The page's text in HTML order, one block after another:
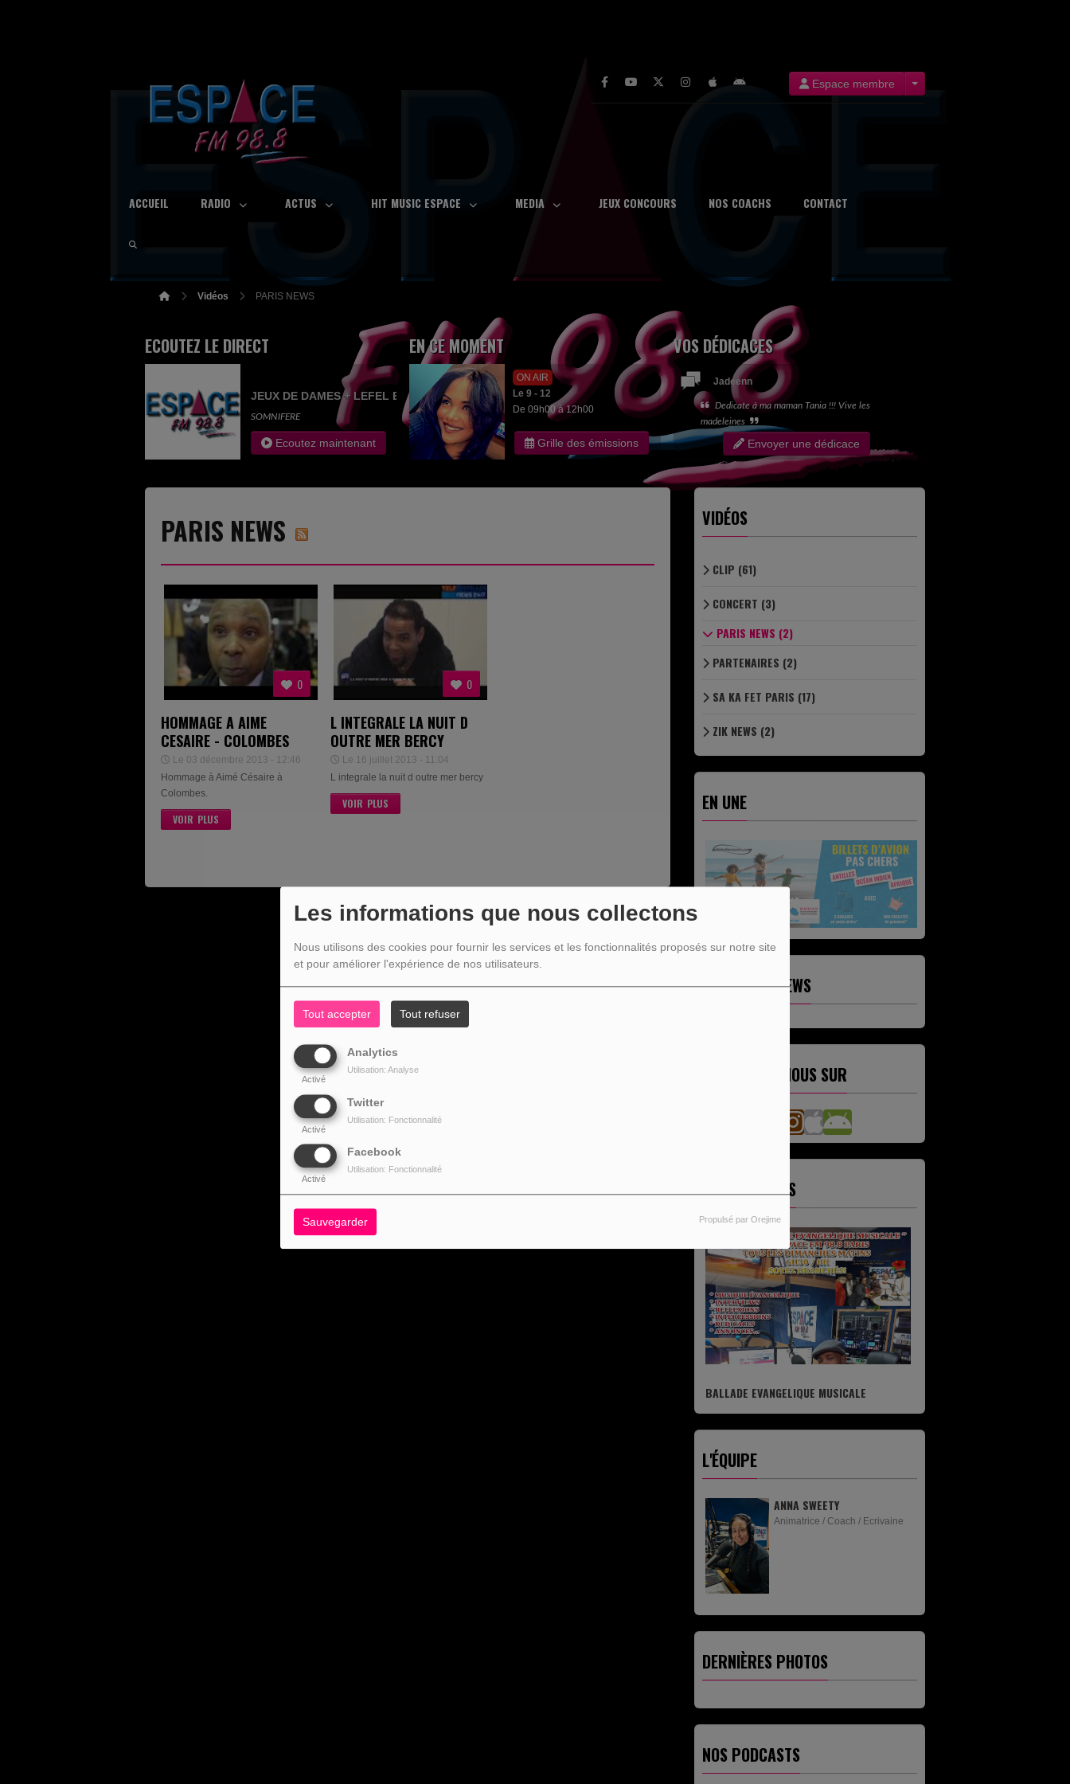
Les informations que nous collectons
Nous utilisons des cookies pour fournir les services et les fonctionnalités proposés sur notre site
et pour améliorer l'expérience de nos utilisateurs.
Tout accepter Tout refuser
Analytics
Activé
Utilisation: Analyse
Twitter
Activé
Utilisation: Fonctionnalité
Facebook
Activé
Utilisation: Fonctionnalité
Sauvegarder Propulsé par Orejime
Espace membre
ACCUEIL RADIO ACTUS HIT MUSIC ESPACE MEDIA JEUX CONCOURS NOS COACHS CONTACT
Vidéos PARIS NEWS
ECOUTEZ LE DIRECT
JEUX DE DAMES + LEFEL EDITH
SOMNIFERE
Ecoutez maintenant
EN CE MOMENT
ON AIR
Le 9 - 12
De 09h00 à 12h00
Grille des émissions
VOS DÉDICACES
Jadeenn
Dedicate à ma maman Tania !!! Vive les
madeleines
Envoyer une dédicace
PARIS NEWS
0
HOMMAGE A AIME
CESAIRE - COLOMBES
Le 03 décembre 2013 - 12:46
Hommage à Aimé Césaire à
Colombes.
VOIR PLUS
0
L INTEGRALE LA NUIT D
OUTRE MER BERCY
Le 16 juillet 2013 - 11:04
L integrale la nuit d outre mer bercy
VOIR PLUS
VIDÉOS
CLIP (61)
CONCERT (3)
PARIS NEWS (2)
PARTENAIRES (2)
SA KA FET PARIS (17)
ZIK NEWS (2)
EN UNE
BILLETDISCOUNT
DERNIÈRES NEWS
RETROUVEZ-NOUS SUR
LES ÉMISSIONS
BALLADE EVANGELIQUE MUSICALE
L'ÉQUIPE
ANNA SWEETY
Animatrice / Coach / Ecrivaine
DERNIÈRES PHOTOS
NOS PODCASTS